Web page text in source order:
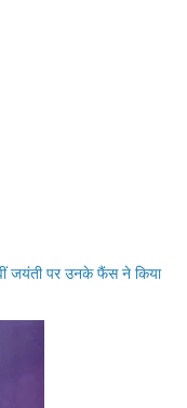
जयंती पर उनके फैंस ने किया